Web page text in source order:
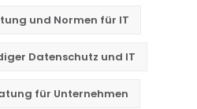
und Normen für IT
Datenschutz und IT
für Unternehmen